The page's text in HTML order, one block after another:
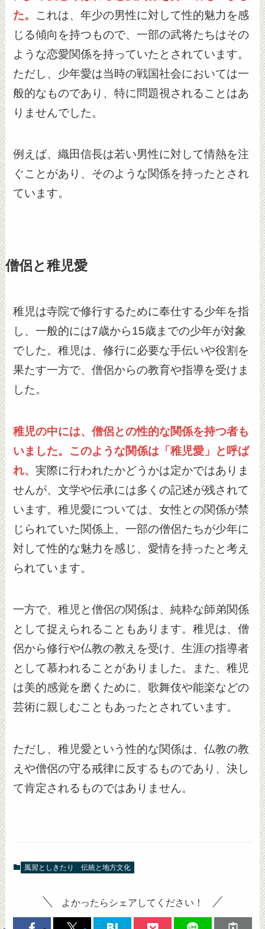
た。 これは、年少の男性に対して性的魅力を感
じる傾向を持つもので、一部の武将たちはその
ような恋愛関係を持っていたとされています。
ただし、少年愛は当時の戦国社会においては一
般的なものであり、特に問題視されることはあ
りませんでした。
例えば、織田信長は若い男性に対して情熱を注
ぐことがあり、そのような関係を持ったとされ
ています。
僧侶と稚児愛
稚児は寺院で修行するために奉仕する少年を指
し、一般的には7歳から15歳までの少年が対象
でした。稚児は、修行に必要な手伝いや役割を
果たす一方で、僧侶からの教育や指導を受けま
した。
稚児の中には、僧侶との性的な関係を持つ者も
いました。このような関係は「稚児愛」と呼ば
れ、実際に行われたかどうかは定かではありま
せんが、文学や伝承には多くの記述が残されて
います。稚児愛については、女性との関係が禁
じられていた関係上、一部の僧侶たちが少年に
対して性的な魅力を感じ、愛情を持ったと考え
られています。
一方で、稚児と僧侶の関係は、純粋な師弟関係
として捉えられることもあります。稚児は、僧
侶から修行や仏教の教えを受け、生涯の指導者
として慕われることがありました。また、稚児
は美的感覚を磨くために、歌舞伎や能楽などの
芸術に親しむこともあったとされています。
ただし、稚児愛という性的な関係は、仏教の教
えや僧侶の守る戒律に反するものであり、決し
て肯定されるものではありません。
風習としきたり 伝統と地方文化
よかったらシェアしてください！